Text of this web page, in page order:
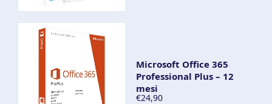
Microsoft Office 365
Professional Plus – 12
mesi
€24,90